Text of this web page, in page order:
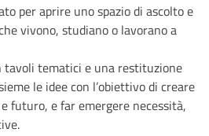
per aprire uno spazio di ascolto e
vivono, studiano o lavorano a
tematici e una restituzione
le idee con l’obiettivo di creare
futuro, e far emergere necessità,